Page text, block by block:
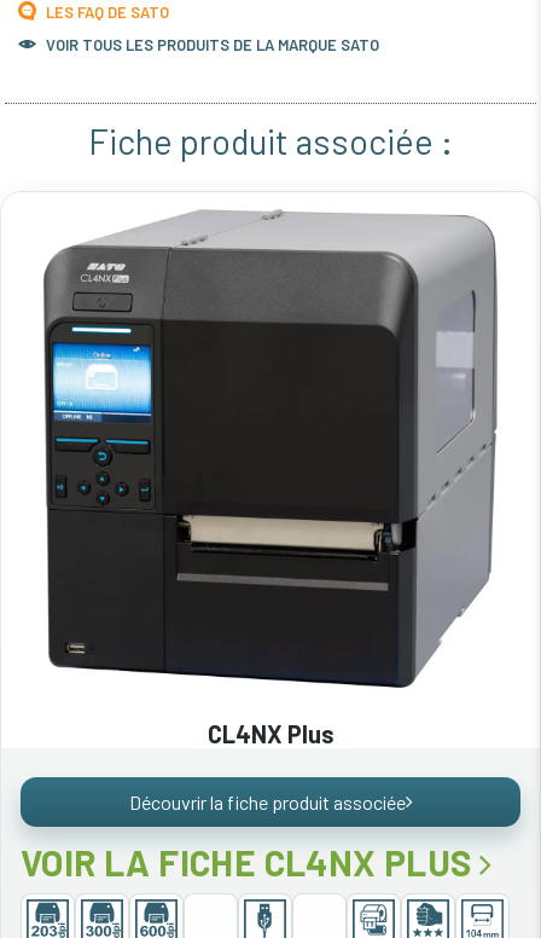
LES FAQ DE SATO
VOIR TOUS LES PRODUITS DE LA MARQUE SATO
Fiche produit associée :
CL4NX Plus
Découvrir la fiche produit associée
VOIR LA FICHE CL4NX PLUS